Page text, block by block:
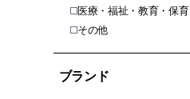
医療・福祉・教育・保育
その他
ブランド